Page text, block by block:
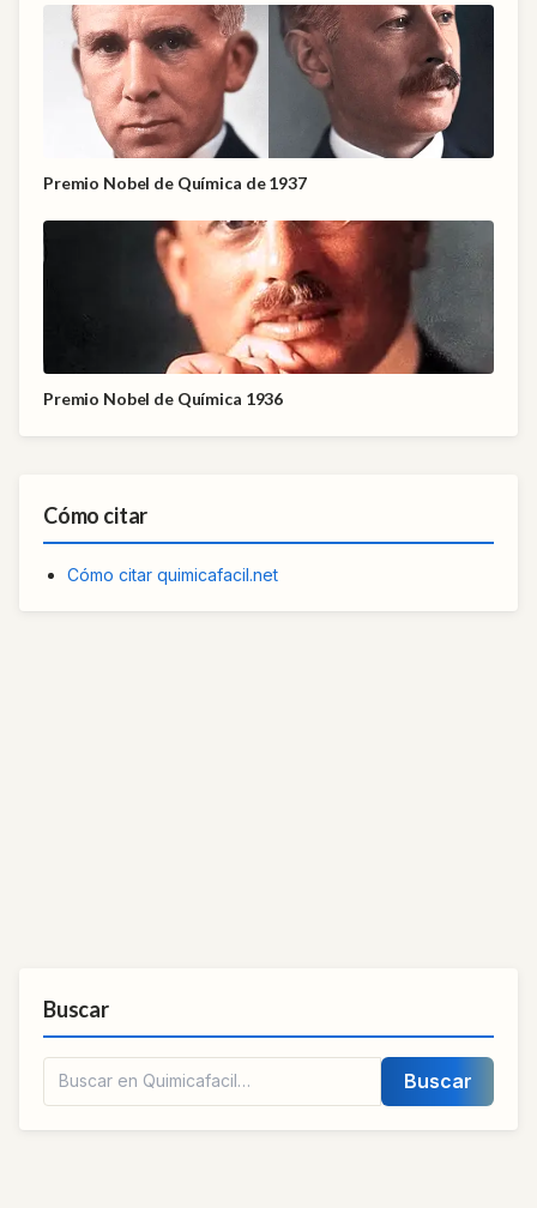
Premio Nobel de Química de 1937
Premio Nobel de Química 1936
Cómo citar
Cómo citar quimicafacil.net
Buscar
Buscar